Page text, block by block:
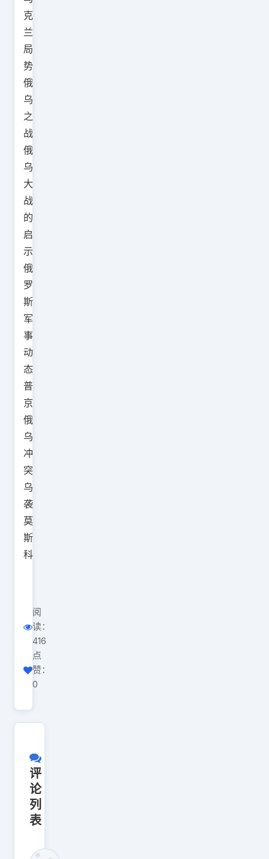
克
兰
局
势
俄
乌
之
战
俄
乌
大
战
的
启
示
俄
罗
斯
军
事
动
态
普
京
俄
乌
冲
突
乌
袭
莫
斯
科
阅
读：
416
点
赞：
0
评
论
列
表